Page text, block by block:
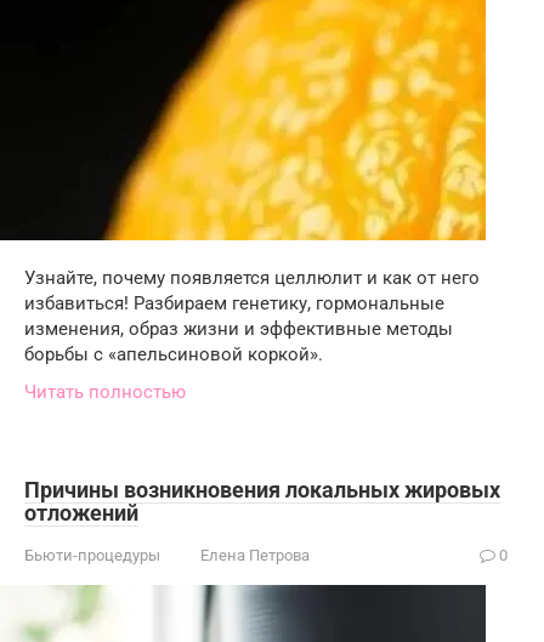
Узнайте, почему появляется целлюлит и как от него
избавиться! Разбираем генетику, гормональные
изменения, образ жизни и эффективные методы
борьбы с «апельсиновой коркой».
Читать полностью
Причины возникновения локальных жировых
отложений
Бьюти-процедуры Елена Петрова 0